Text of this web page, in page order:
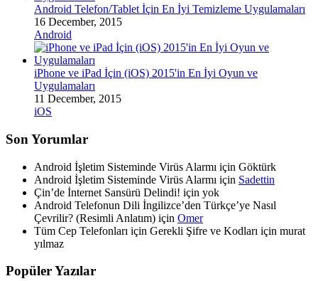
Android Telefon/Tablet İçin En İyi Temizleme Uygulamaları
16 December, 2015
Android
iPhone ve iPad İçin (iOS) 2015'in En İyi Oyun ve
Uygulamaları
11 December, 2015
iOS
Son Yorumlar
Android İşletim Sisteminde Virüs Alarmı için Göktürk
Android İşletim Sisteminde Virüs Alarmı için Sadettin
Çin’de İnternet Sansürü Delindi! için yok
Android Telefonun Dili İngilizce’den Türkçe’ye Nasıl
Çevrilir? (Resimli Anlatım) için Omer
Tüm Cep Telefonları için Gerekli Şifre ve Kodları için murat
yılmaz
Popüler Yazılar